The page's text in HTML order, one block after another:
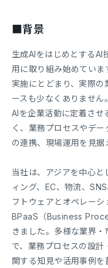
■背景
生成AIをはじめとするAI
用に取り組み始めていま
実施にとどまり、実際
ースも少なくありません。
AIを企業活動に定着させ
く、業務プロセスやデ
の連携、現場運用を見据
当社は、アジアを中心と
ィング、EC、物流、
フトウェアとオペレー
BPaaS（Business
きました。多様な業界
で、業務プロセスの設
関する知見や活用事例を